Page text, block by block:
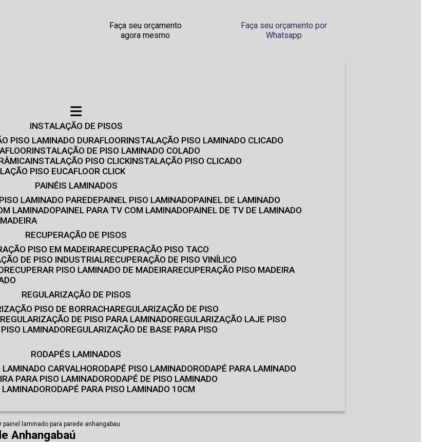
Faça seu orçamento
agora mesmo
Faça seu orçamento por
Whatsapp
INSTALAÇÃO DE PISOS
PISO LAMINADO DURAFLOOR INSTALAÇÃO PISO LAMINADO CLICADO
INSTALAÇÃO DE PISO LAMINADO COLADO
INSTALAÇÃO PISO CLICK INSTALAÇÃO PISO CLICADO
PISO EUCAFLOOR CLICK
PAINÉIS LAMINADOS
PISO LAMINADO PAREDE PAINEL PISO LAMINADO PAINEL DE LAMINADO
LAMINADO PAINEL PARA TV COM LAMINADO PAINEL DE TV DE LAMINADO
RECUPERAÇÃO DE PISOS
PISO EM MADEIRA RECUPERAÇÃO PISO TACO
DE PISO INDUSTRIAL RECUPERAÇÃO DE PISO VINÍLICO
RECUPERAR PISO LAMINADO DE MADEIRA RECUPERAÇÃO PISO MADEIRA
REGULARIZAÇÃO DE PISOS
PISO DE BORRACHA REGULARIZAÇÃO DE PISO
REGULARIZAÇÃO DE PISO PARA LAMINADO REGULARIZAÇÃO LAJE PISO
LAMINADO REGULARIZAÇÃO DE BASE PARA PISO
RODAPÉS LAMINADOS
LAMINADO CARVALHO RODAPÉ PISO LAMINADO RODAPÉ PARA LAMINADO
PARA PISO LAMINADO RODAPÉ DE PISO LAMINADO
LAMINADO RODAPÉ PARA PISO LAMINADO 10CM
painel laminado para parede anhangabau
Anhangabaú